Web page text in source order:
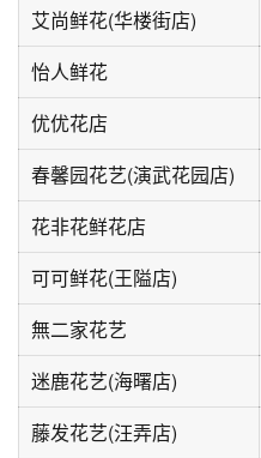
艾尚鲜花(华楼街店)
怡人鲜花
优优花店
春馨园花艺(演武花园店)
花非花鲜花店
可可鲜花(王隘店)
無二家花艺
迷鹿花艺(海曙店)
藤发花艺(汪弄店)